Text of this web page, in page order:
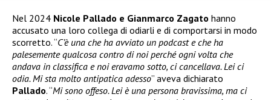
Nel 2024 Nicole Pallado e Gianmarco Zagato hanno
accusato una loro collega di odiarli e di comportarsi in modo
scorretto. “C’è una che ha avviato un podcast e che ha
palesemente qualcosa contro di noi perché ogni volta che
andava in classifica e noi eravamo sotto, ci cancellava. Lei ci
odia. Mi sta molto antipatica adesso” aveva dichiarato
Pallado. “Mi sono offeso. Lei è una persona bravissima, ma ci